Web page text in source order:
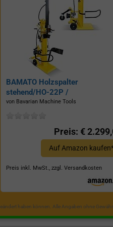
BAMATO Holzspalter
stehend/HO-22P /
Zapfwellenantrieb, Inkl.
von Bavarian Machine Tools
Preis: €
Auf Amazon
Preis inkl. MwSt., zzgl. Versandkosten
haben können. Alle Angaben ohne